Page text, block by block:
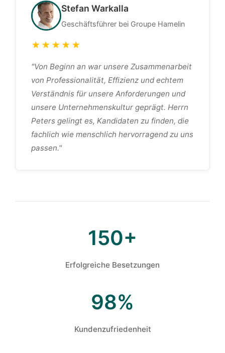
Stefan Warkalla
Geschäftsführer bei Groupe Hamelin
★★★★★
"Von Beginn an war unsere Zusammenarbeit
von Professionalität, Effizienz und echtem
Verständnis für unsere Anforderungen und
unsere Unternehmenskultur geprägt. Herrn
Peters gelingt es, Kandidaten zu finden, die
fachlich wie menschlich hervorragend zu uns
passen."
150+
Erfolgreiche Besetzungen
98%
Kundenzufriedenheit